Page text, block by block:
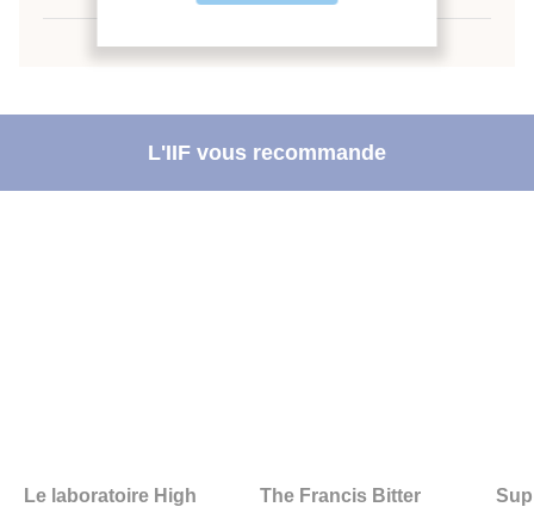
L'IIF vous recommande
Le laboratoire High
The Francis Bitter